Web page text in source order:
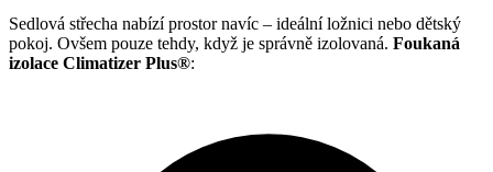
Sedlová střecha nabízí prostor navíc – ideální ložnici nebo dětský
pokoj. Ovšem pouze tehdy, když je správně izolovaná. Foukaná
izolace Climatizer Plus®: